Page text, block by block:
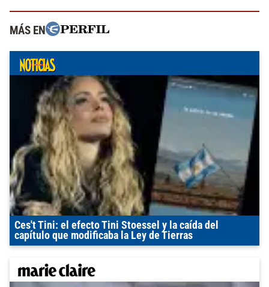
MÁS EN
Ces't Tini: el efecto Tini Stoessel y la caída del
capítulo que modificaba la Ley de Tierras